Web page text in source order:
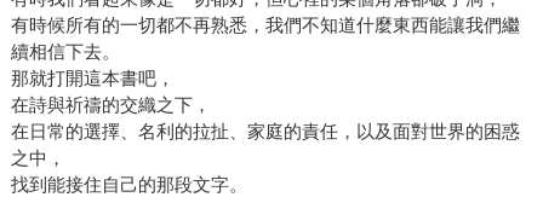
有時候所有的一切都不再熟悉，我們不知道什麼東西能讓我們繼
續相信下去。
那就打開這本書吧，
在詩與祈禱的交織之下，
在日常的選擇、名利的拉扯、家庭的責任，以及面對世界的困惑
之中，
找到能接住自己的那段文字。